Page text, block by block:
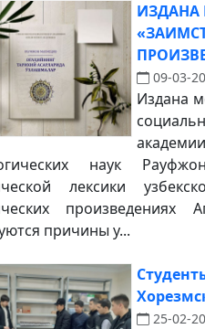
09-03-
Издана
наук
лексики
причины у...
25-02-